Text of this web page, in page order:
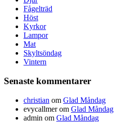
Fågelträd
Höst
Kyrkor
Lampor
Mat
Skyltsöndag
Vintern
Senaste kommentarer
christian om Glad Måndag
evycallmerom Glad Måndag
admin om Glad Måndag